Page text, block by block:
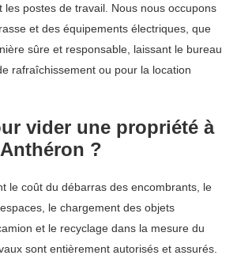
les postes de travail. Nous nous occupons
et des équipements électriques, que
sûre et responsable, laissant le bureau
rafraîchissement ou pour la location
vider une propriété à
?
le coût du débarras des encombrants, le
le chargement des objets
et le recyclage dans la mesure du
sont entièrement autorisés et assurés.